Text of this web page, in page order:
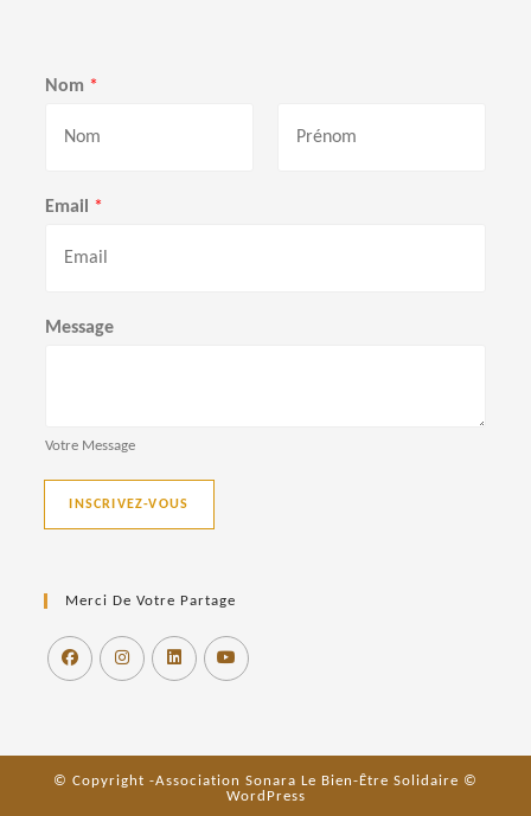
Nom *
r
é
Email *
Message
Votre Message
INSCRIVEZ-VOUS
Merci De Votre Partage
© Copyright -Association Sonara Le Bien-Être Solidaire ©
WordPress